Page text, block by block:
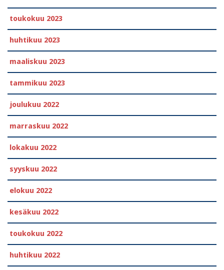
toukokuu 2023
huhtikuu 2023
maaliskuu 2023
tammikuu 2023
joulukuu 2022
marraskuu 2022
lokakuu 2022
syyskuu 2022
elokuu 2022
kesäkuu 2022
toukokuu 2022
huhtikuu 2022